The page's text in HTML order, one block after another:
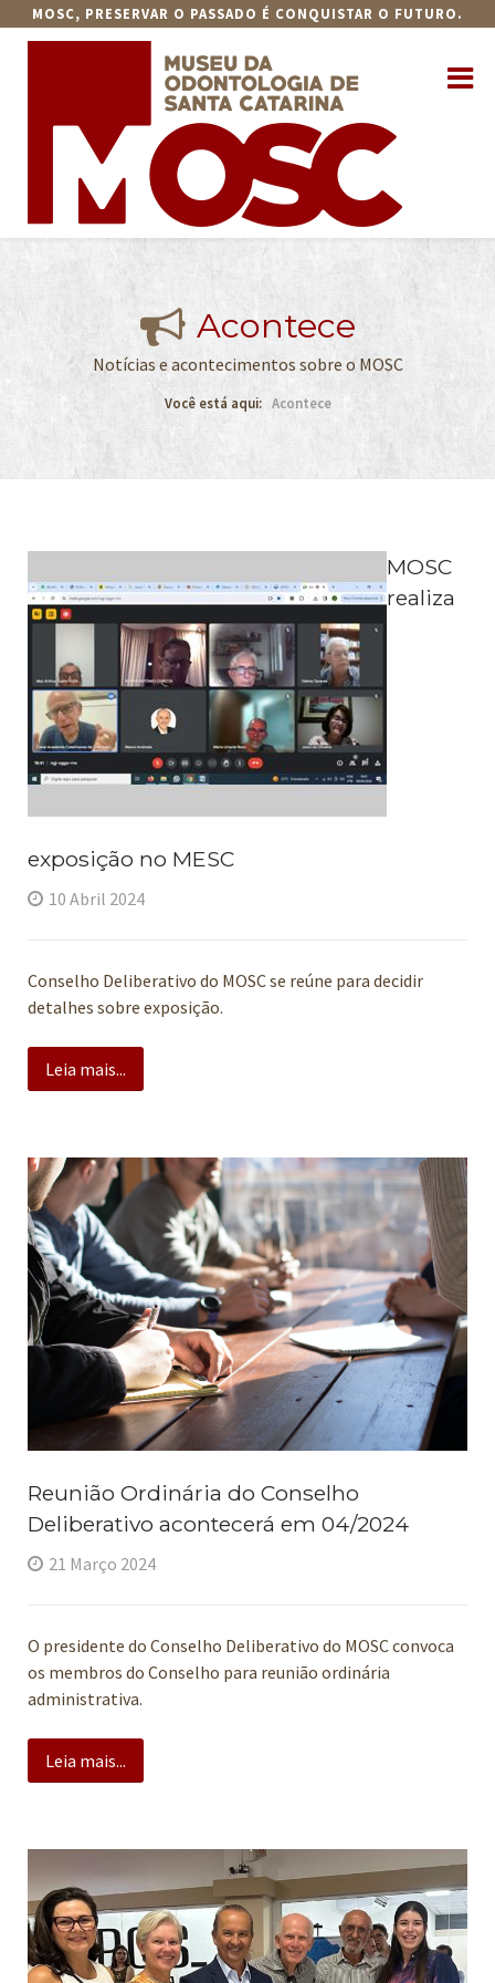
MOSC, PRESERVAR O PASSADO É CONQUISTAR O FUTURO.
Acontece
Notícias e acontecimentos sobre o MOSC
Você está aqui: Acontece
MOSC
realiza
exposição no MESC
10 Abril 2024
Conselho Deliberativo do MOSC se reúne para decidir
detalhes sobre exposição.
Leia mais...
Reunião Ordinária do Conselho
Deliberativo acontecerá em 04/2024
21 Março 2024
O presidente do Conselho Deliberativo do MOSC convoca
os membros do Conselho para reunião ordinária
administrativa.
Leia mais...